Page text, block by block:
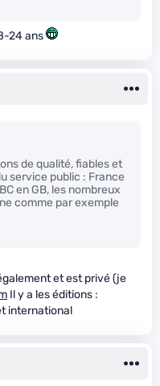
24 ans
de qualité, fiables et
service public : France
en GB, les nombreux
comme par exemple
et est privé (je
Il y a les éditions :
international